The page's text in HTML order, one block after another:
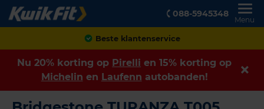
088-5945348
Menu
Beste klantenservice
Nu 20% korting op Pirelli en 15% korting op
Michelin en Laufenn autobanden!